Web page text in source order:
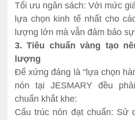
Tối ưu ngân sách: Với mức
lựa chọn kinh tế nhất cho
lượng lớn mà vẫn đảm bảo
3. Tiêu chuẩn vàng tạo
lượng
Để xứng đáng là "lựa chọn
nón tại JESMARY đều
chuẩn khắt khe:
Cấu trúc nón đạt chuẩn: Sử